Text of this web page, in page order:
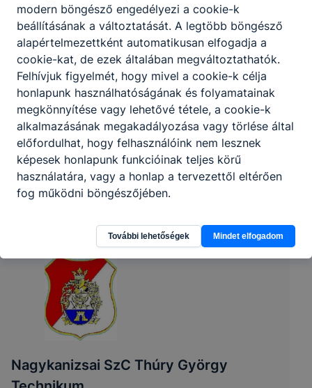
Partnereink
Nagykanizsai SzC Thúry György
modern böngésző engedélyezi a cookie-k
beállításának a változtatását. A legtöbb böngésző
alapértelmezettként automatikusan elfogadja a
cookie-kat, de ezek általában megváltoztathatók.
Felhívjuk figyelmét, hogy mivel a cookie-k célja
honlapunk használhatóságának és folyamatainak
megkönnyítése vagy lehetővé tétele, a cookie-k
alkalmazásának megakadályozása vagy törlése által
előfordulhat, hogy felhasználóink nem lesznek
képesek honlapunk funkcióinak teljes körű
használatára, vagy a honlap a tervezettől eltérően
fog működni böngészőjében.
További lehetőségek Mindet elfogadom